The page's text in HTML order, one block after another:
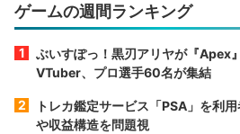
ゲームの週間ランキング
ぶいすぽっ！黒刃アリヤが『
VTuber、プロ選手60名が集結
トレカ鑑定サービス「PSA」を利
や収益構造を問題視